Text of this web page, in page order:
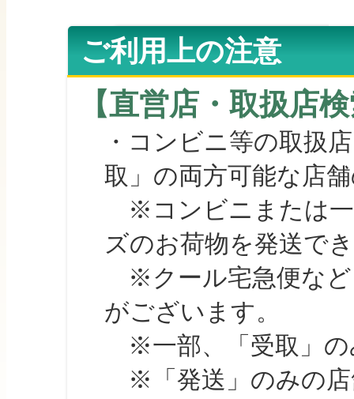
ご利用上の注意
【直営店・取扱店
・コンビニ等の取扱
取」の両方可能な店
※コンビニまたは一
ズのお荷物を発送で
※クール宅急便など
がございます。
※一部、「受取」の
※「発送」のみの店